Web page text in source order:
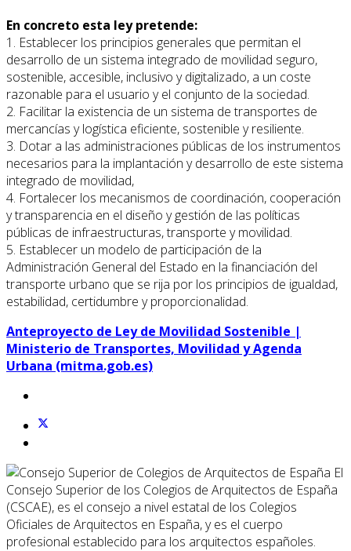
En concreto esta ley pretende:
1. Establecer los principios generales que permitan el
desarrollo de un sistema integrado de movilidad seguro,
sostenible, accesible, inclusivo y digitalizado, a un coste
razonable para el usuario y el conjunto de la sociedad.
2. Facilitar la existencia de un sistema de transportes de
mercancías y logística eficiente, sostenible y resiliente.
3. Dotar a las administraciones públicas de los instrumentos
necesarios para la implantación y desarrollo de este sistema
integrado de movilidad,
4. Fortalecer los mecanismos de coordinación, cooperación
y transparencia en el diseño y gestión de las políticas
públicas de infraestructuras, transporte y movilidad.
5. Establecer un modelo de participación de la
Administración General del Estado en la financiación del
transporte urbano que se rija por los principios de igualdad,
estabilidad, certidumbre y proporcionalidad.
Anteproyecto de Ley de Movilidad Sostenible |
Ministerio de Transportes, Movilidad y Agenda
Urbana (mitma.gob.es)
El
Consejo Superior de los Colegios de Arquitectos de España
(CSCAE), es el consejo a nivel estatal de los Colegios
Oficiales de Arquitectos en España, y es el cuerpo
profesional establecido para los arquitectos españoles.